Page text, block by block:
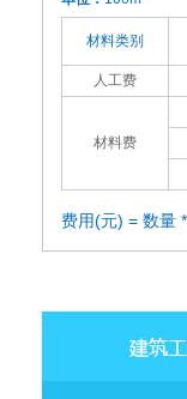
材料类别
人工费
材料费
费用(元) = 数量